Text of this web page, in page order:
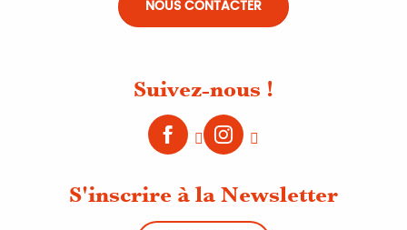
NOUS CONTACTER
Suivez-nous !
S'inscrire à la Newsletter